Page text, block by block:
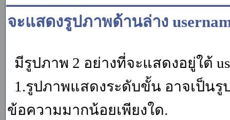
จะแสดงรูปภาพด้านล่าง
มีรูปภาพ 2 อย่างที่จะแสดงอยู่ใต้
1.รูปภาพแสดงระดับขั้น อาจเป็น
ข้อความมากน้อยเพียงใด.